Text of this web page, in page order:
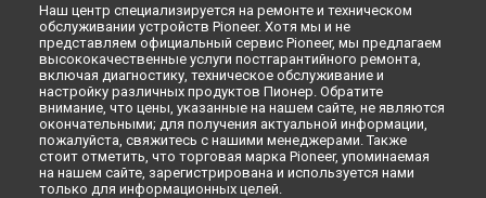
Наш центр специализируется на ремонте и техническом
обслуживании устройств Pioneer. Хотя мы и не
представляем официальный сервис Pioneer, мы предлагаем
высококачественные услуги постгарантийного ремонта,
включая диагностику, техническое обслуживание и
настройку различных продуктов Пионер. Обратите
внимание, что цены, указанные на нашем сайте, не являются
окончательными; для получения актуальной информации,
пожалуйста, свяжитесь с нашими менеджерами. Также
стоит отметить, что торговая марка Pioneer, упоминаемая
на нашем сайте, зарегистрирована и используется нами
только для информационных целей.